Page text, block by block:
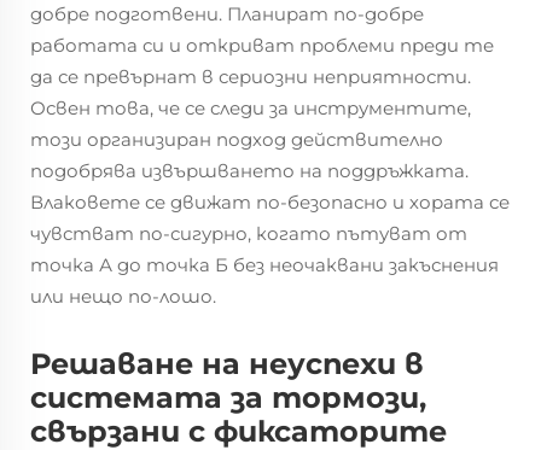
добре подготвени. Планират по-добре
работата си и откриват проблеми преди те
да се превърнат в сериозни неприятности.
Освен това, че се следи за инструментите,
този организиран подход действително
подобрява извършването на поддръжката.
Влаковете се движат по-безопасно и хората се
чувстват по-сигурно, когато пътуват от
точка А до точка Б без неочаквани закъснения
или нещо по-лошо.
Решаване на неуспехи в
системата за тормози,
свързани с фиксаторите